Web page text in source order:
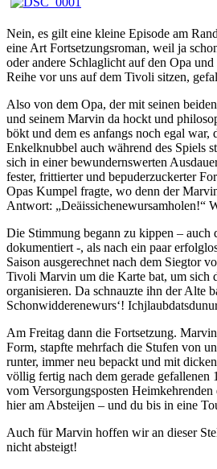
Nein, es gilt eine kleine Episode am
eine Art Fortsetzungsroman, weil ja
oder andere Schlaglicht auf den Opa
Reihe vor uns auf dem Tivoli sitzen,
Also von dem Opa, der mit seinen
und seinem Marvin da hockt und
bökt und dem es anfangs noch egal war,
Enkelknubbel auch während des Spiels
sich in einer bewundernswerten
fester, frittierter und bepuderzuckerter
Opas Kumpel fragte, wo denn der
Antwort: „Deäissichenewursamholen!“
Die Stimmung begann zu kippen – auch
dokumentiert -, als nach ein paar
Saison ausgerechnet nach dem Siegtor
Tivoli Marvin um die Karte bat, um sich
organisieren. Da schnauzte ihn der Alte
Schonwidderenewurs‘!
Am Freitag dann die Fortsetzung.
Form, stapfte mehrfach die Stufen von
runter, immer neu bepackt und mit
völlig fertig nach dem gerade gefallenen
vom Versorgungsposten
hier am Absteijen – und du bis in eine
Auch für Marvin hoffen wir an dieser
nicht absteigt!